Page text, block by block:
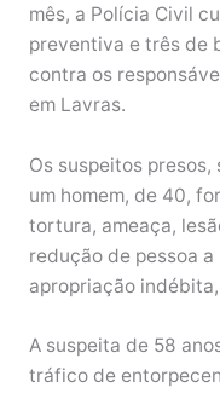
mês, a Polícia Civil
preventiva e três de
contra os
em Lavras.
Os suspeitos presos,
um homem, de 40,
tortura, ameaça,
redução de pessoa
apropriação
A suspeita de 58
tráfico de